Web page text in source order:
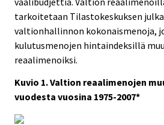
tarkoitetaan Tilastokeskuksen
valtionhallinnon kokonaismenoja,
kulutusmenojen hintaindeksillä
reaalimenoiksi.
Kuvio 1. Valtion reaalimenojen
vuodesta vuosina 1975-2007*